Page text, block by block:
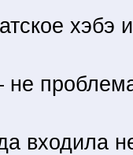
хэбэ
не
входила